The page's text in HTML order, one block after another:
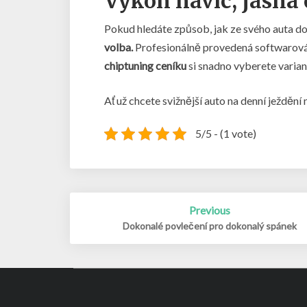
Pokud hledáte způsob, jak ze svého auta
volba.Profesionálně provedená
chiptuning ceníkusi snadno vyberete
Ať už chcete svižnější auto na denní
5/5 - (1 vote)
navigation
Previous
Dokonalé povlečení pro dokonalý spánek